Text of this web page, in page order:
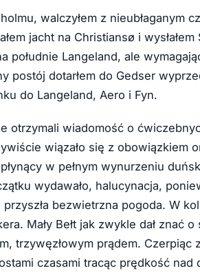
walczyłem z nieubłaganym
jacht na Christiansø i
południe Langeland, ale
postój dotarłem do Gedser
do Langeland, Aero i Fyn.
otrzymali wiadomość o
wiązało się z obowiązkiem
w pełnym wynurzeniu
wydawało, halucynacja,
bezwietrzna pogoda. W
Mały Bełt jak zwykle dał
trzywęzłowym prądem. Czerpiąc
czasami tracąc prędkość nad